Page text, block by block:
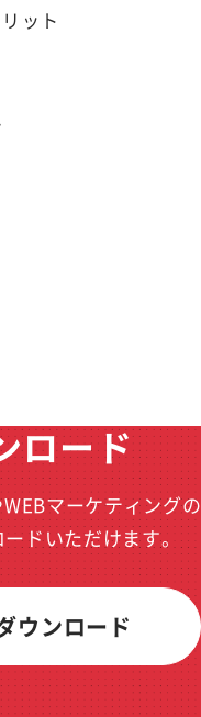
ット
ロード
マーケティングの
ドいただけます。
ウンロード